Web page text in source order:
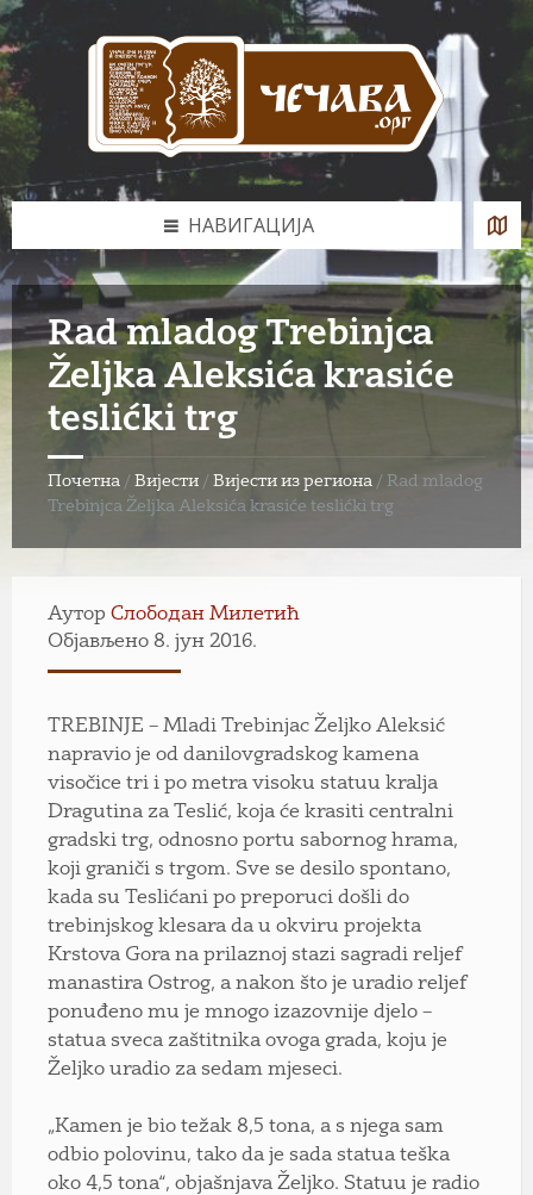
Skip
to
content
Skip
to
left
sidebar
Skip
to
footer
НАВИГАЦИЈА
Rad mladog Trebinjca
Željka Aleksića krasiće
teslićki trg
Почетна / Вијести / Вијести из региона / Rad mladog
Trebinjca Željka Aleksića krasiće teslićki trg
Аутор Слободан Милетић
Објављено 8. јун 2016.
TREBINJE – Mladi Trebinjac Željko Aleksić
napravio je od danilovgradskog kamena
visočice tri i po metra visoku statuu kralja
Dragutina za Teslić, koja će krasiti centralni
gradski trg, odnosno portu sabornog hrama,
koji graniči s trgom. Sve se desilo spontano,
kada su Teslićani po preporuci došli do
trebinjskog klesara da u okviru projekta
Krstova Gora na prilaznoj stazi sagradi reljef
manastira Ostrog, a nakon što je uradio reljef
ponuđeno mu je mnogo izazovnije djelo –
statua sveca zaštitnika ovoga grada, koju je
Željko uradio za sedam mjeseci.
„Kamen je bio težak 8,5 tona, a s njega sam
odbio polovinu, tako da je sada statua teška
oko 4,5 tona“, objašnjava Željko. Statuu je radio